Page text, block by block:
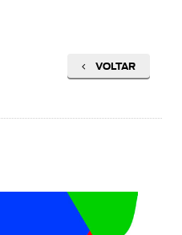
VOLTAR